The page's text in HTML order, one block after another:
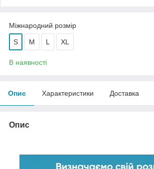
Міжнародний розмір
S M L XL
В наявності
Опис Характеристики Доставка
Опис